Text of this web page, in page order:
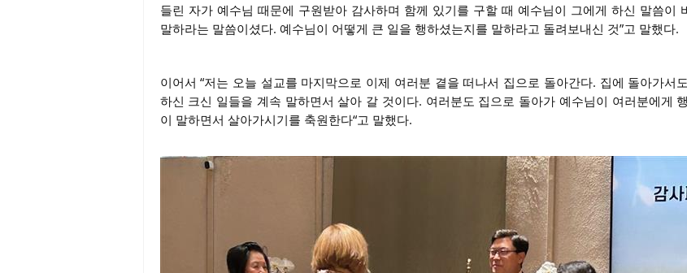
들린 자가 예수님 때문에 구원받아 감사하며 함께 있기를 구할 때 예수님이 그에게 하신 말씀이
말하라는 말씀이셨다. 예수님이 어떻게 큰 일을 행하셨는지를 말하라고 돌려보내신 것”고 말했다.
이어서 “저는 오늘 설교를 마지막으로 이제 여러분 곁을 떠나서 집으로 돌아간다. 집에 돌아가서
하신 크신 일들을 계속 말하면서 살아 갈 것이다. 여러분도 집으로 돌아가 예수님이 여러분에게
이 말하면서 살아가시기를 축원한다“고 말했다.